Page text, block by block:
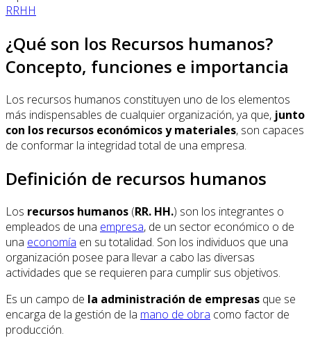
RRHH
¿Qué son los Recursos humanos?
Concepto, funciones e importancia
Los recursos humanos constituyen uno de los elementos
más indispensables de cualquier organización, ya que, junto
con los recursos económicos y materiales, son capaces
de conformar la integridad total de una empresa.
Definición de recursos humanos
Los recursos humanos (RR. HH.) son los integrantes o
empleados de una empresa, de un sector económico o de
una economía en su totalidad. Son los individuos que una
organización posee para llevar a cabo las diversas
actividades que se requieren para cumplir sus objetivos.
Es un campo de la administración de empresas que se
encarga de la gestión de la mano de obra como factor de
producción.